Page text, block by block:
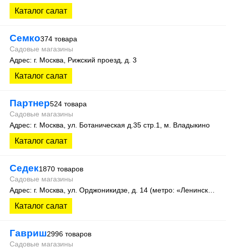
Каталог салат
Семко374 товара
Садовые магазины
Адрес: г. Москва, Рижский проезд, д. 3
Каталог салат
Партнер524 товара
Садовые магазины
Адрес: г. Москва, ул. Ботаническая д.35 стр.1, м. Владыкино
Каталог салат
Седек1870 товаров
Садовые магазины
Каталог салат
Гавриш2996 товаров
Садовые магазины